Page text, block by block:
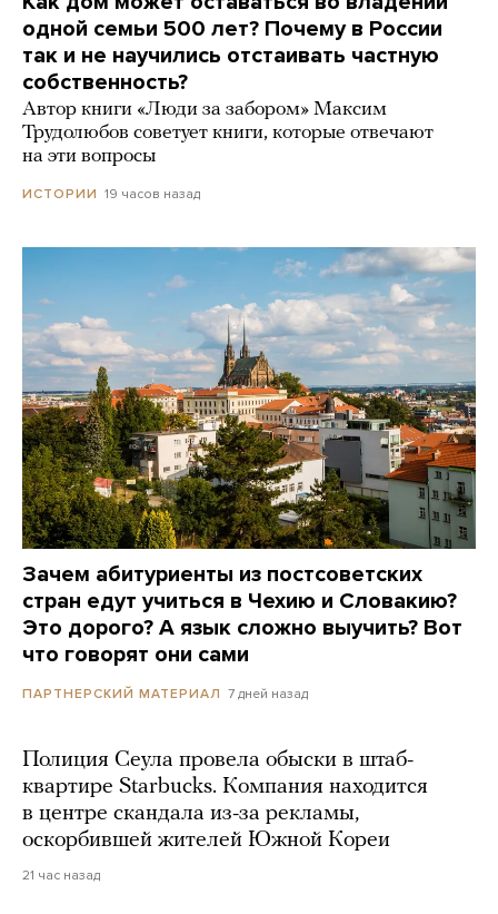
одной семьи 500 лет? Почему в России
так и не научились отстаивать частную
собственность?
Автор книги «Люди за забором» Максим
Трудолюбов советует книги, которые отвечают
на эти вопросы
ИСТОРИИ 19 часов назад
Зачем абитуриенты из постсоветских
стран едут учиться в Чехию и Словакию?
Это дорого? А язык сложно выучить? Вот
что говорят они сами
ПАРТНЕРСКИЙ МАТЕРИАЛ 7 дней назад
Полиция Сеула провела обыски в штаб-
квартире Starbucks. Компания находится
в центре скандала из-за рекламы,
оскорбившей жителей Южной Кореи
21 час назад